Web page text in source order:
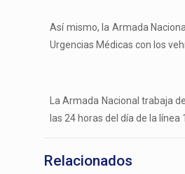
Así mismo, la Armada
Urgencias Médicas con los
La Armada Nacional trabaja
las 24 horas del día de la
Relacionados